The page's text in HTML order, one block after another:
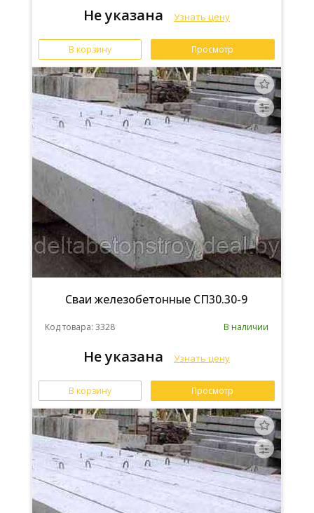
Не указана Узнать цену
В корзину Просмотр
Сваи железобетонные СП30.30-9
Код товара: 3328 В наличии
Не указана Узнать цену
В корзину Просмотр